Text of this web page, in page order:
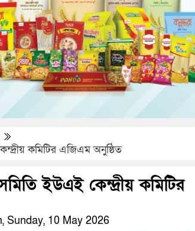
কমিটির এজিএম অনুষ্ঠিত
ইউএই কেন্দ্রীয় কমিটির
Sunday, 10 May 2026